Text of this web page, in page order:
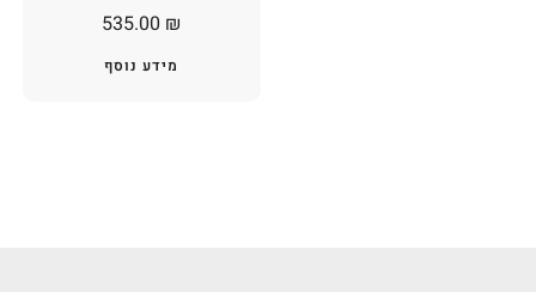
535.00 ₪
מידע נוסף